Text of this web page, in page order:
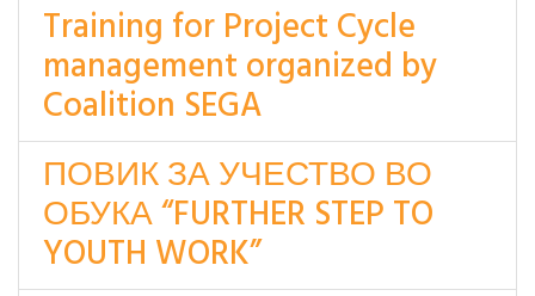
Training for Project Cycle
management organized by
Coalition SEGA
ПОВИК ЗА УЧЕСТВО ВО
ОБУКА “FURTHER STEP TO
YOUTH WORK”